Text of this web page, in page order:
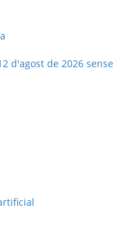
d'agost de 2026 sense